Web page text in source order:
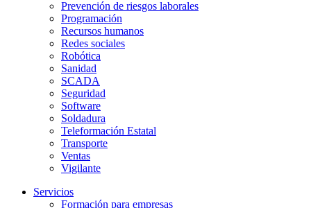
Prevención de riesgos laborales
Programación
Recursos humanos
Redes sociales
Robótica
Sanidad
SCADA
Seguridad
Software
Soldadura
Teleformación Estatal
Transporte
Ventas
Vigilante
Servicios
Formación para empresas